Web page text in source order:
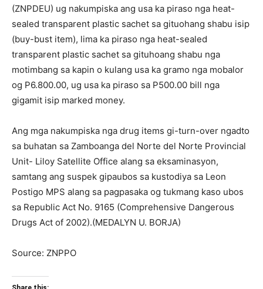
(ZNPDEU) ug nakumpiska ang usa ka piraso nga heat-
sealed transparent plastic sachet sa gituohang shabu isip
(buy-bust item), lima ka piraso nga heat-sealed
transparent plastic sachet sa gituhoang shabu nga
motimbang sa kapin o kulang usa ka gramo nga mobalor
og P6.800.00, ug usa ka piraso sa P500.00 bill nga
gigamit isip marked money.
Ang mga nakumpiska nga drug items gi-turn-over ngadto
sa buhatan sa Zamboanga del Norte del Norte Provincial
Unit- Liloy Satellite Office alang sa eksaminasyon,
samtang ang suspek gipaubos sa kustodiya sa Leon
Postigo MPS alang sa pagpasaka og tukmang kaso ubos
sa Republic Act No. 9165 (Comprehensive Dangerous
Drugs Act of 2002).(MEDALYN U. BORJA)
Source: ZNPPO